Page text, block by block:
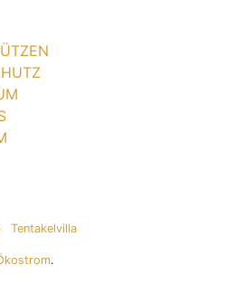
Tentakelvilla
.